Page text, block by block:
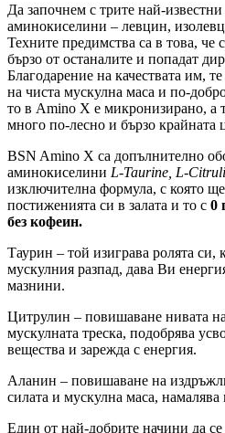
Да започнем с трите най-известни
аминокиселини – левцин,
Техните предимства са в това, че
бързо от останалите и попадат
Благодарение на качествата им,
на чиста мускулна маса и по-
то в Amino X е микронизирано, а
много по-лесно и бързо крайната
BSN Amino X са допълнително
аминокиселини L-Taurine, L-
изключителна формула, с която
постиженията си в залата и то с 0
без кофеин.
Таурин – той изиграва ролята си,
мускулния разпад, дава Ви
мазнини.
Цитрулин – повишаване нивата
мускулната треска, подобрява
вещества и зарежда с енергия.
Аланин – повишаване на
силата и мускулна маса, намалява
Един от най-добрите начини да